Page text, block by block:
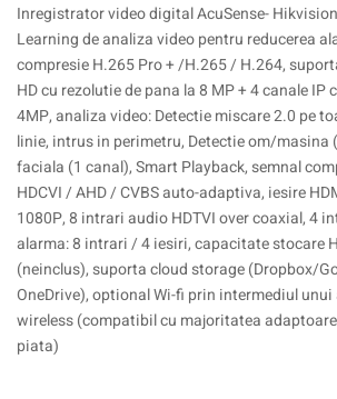
Inregistrator video digital AcuSense-
Learning de analiza video pentru reducerea
compresie H.265 Pro + /H.265 / H.264,
HD cu rezolutie de pana la 8 MP + 4 canale IP
4MP, analiza video: Detectie miscare 2.0 pe
linie, intrus in perimetru, Detectie om/masina
faciala (1 canal), Smart Playback, semnal
HDCVI / AHD / CVBS auto-adaptiva, iesire
1080P, 8 intrari audio HDTVI over coaxial, 4
alarma: 8 intrari / 4 iesiri, capacitate stocare
(neinclus), suporta cloud storage (Dropbox/
OneDrive), optional Wi-fi prin intermediul unui
wireless (compatibil cu majoritatea
piata)